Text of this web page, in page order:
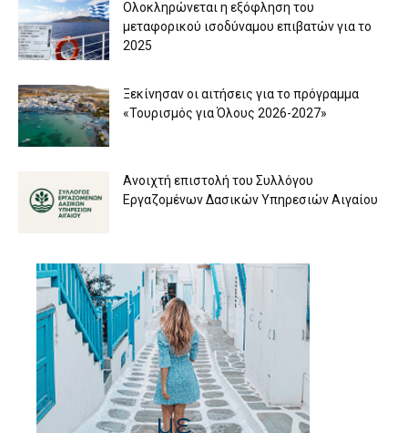
Ολοκληρώνεται η εξόφληση του
μεταφορικού ισοδύναμου επιβατών για το
2025
Ξεκίνησαν οι αιτήσεις για το πρόγραμμα
«Τουρισμός για Όλους 2026-2027»
Aνοιχτή επιστολή του Συλλόγου
Εργαζομένων Δασικών Υπηρεσιών Αιγαίου